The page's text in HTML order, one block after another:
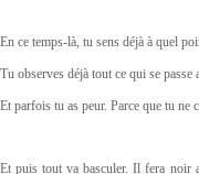
En ce temps-là, tu sens déjà à quel
Tu observes déjà tout ce qui se passe
Et parfois tu as peur. Parce que tu ne
Et puis tout va basculer. Il fera noir